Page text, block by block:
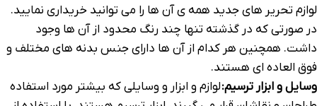
لوازم تحریر های جدید همه ی آن ها را می توانید خریداری نمایید.
در صورتی که در گذشته تنها چند رنگ محدود از آن ها وجود
داشت. همچنین هر کدام از آن ها دارای جنس بدنه های مختلف و
فوق العاده ای هستند.
وسایل و ابزار ترسیم:لوازم و ابزار و وسایلی که بیشتر مورد استفاده